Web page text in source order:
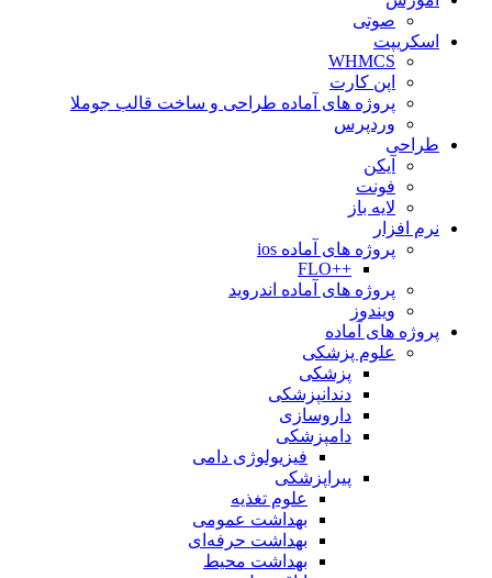
صوتی
اسکریپت
WHMCS
اپن کارت
پروژه های آماده طراحی و ساخت قالب جوملا
وردپرس
طراحی
آیکن
فونت
لایه باز
نرم افزار
پروژه های آماده ios
++FLO
پروژه های آماده اندروید
ویندوز
پروژه های آماده
علوم پزشکی
پزشکی
دندانپزشکی
داروسازی
دامپزشکی
فیزیولوژی دامی
پیراپزشکی
علوم تغذیه
بهداشت عمومی
بهداشت حرفه‌ای
بهداشت محیط